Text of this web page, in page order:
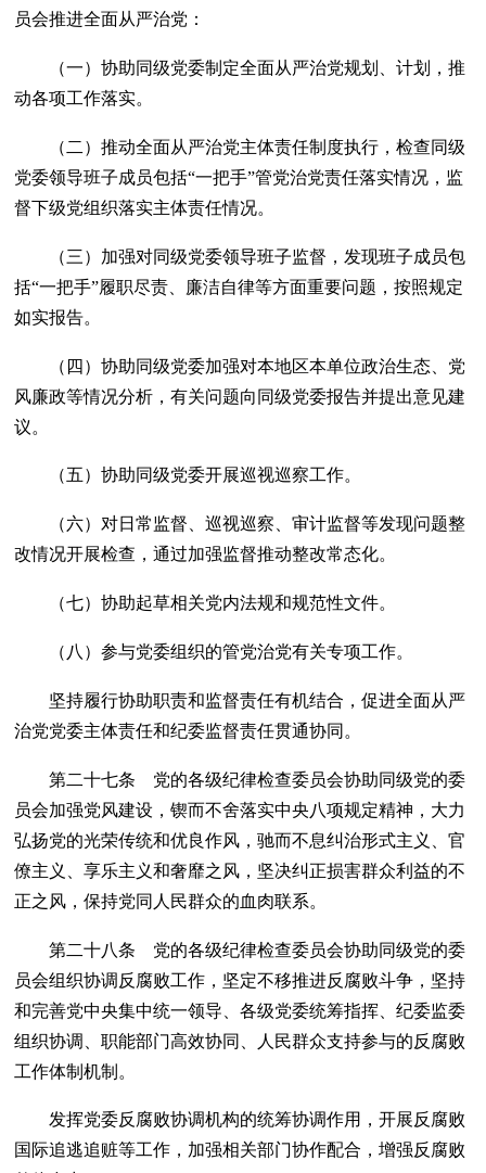
员会推进全面从严治党：
（一）协助同级党委制定全面从严治党规划、计划，推
动各项工作落实。
（二）推动全面从严治党主体责任制度执行，检查同级
党委领导班子成员包括“一把手”管党治党责任落实情况，监
督下级党组织落实主体责任情况。
（三）加强对同级党委领导班子监督，发现班子成员包
括“一把手”履职尽责、廉洁自律等方面重要问题，按照规定
如实报告。
（四）协助同级党委加强对本地区本单位政治生态、党
风廉政等情况分析，有关问题向同级党委报告并提出意见建
议。
（五）协助同级党委开展巡视巡察工作。
（六）对日常监督、巡视巡察、审计监督等发现问题整
改情况开展检查，通过加强监督推动整改常态化。
（七）协助起草相关党内法规和规范性文件。
（八）参与党委组织的管党治党有关专项工作。
坚持履行协助职责和监督责任有机结合，促进全面从严
治党党委主体责任和纪委监督责任贯通协同。
第二十七条 党的各级纪律检查委员会协助同级党的委
员会加强党风建设，锲而不舍落实中央八项规定精神，大力
弘扬党的光荣传统和优良作风，驰而不息纠治形式主义、官
僚主义、享乐主义和奢靡之风，坚决纠正损害群众利益的不
正之风，保持党同人民群众的血肉联系。
第二十八条 党的各级纪律检查委员会协助同级党的委
员会组织协调反腐败工作，坚定不移推进反腐败斗争，坚持
和完善党中央集中统一领导、各级党委统筹指挥、纪委监委
组织协调、职能部门高效协同、人民群众支持参与的反腐败
工作体制机制。
发挥党委反腐败协调机构的统筹协调作用，开展反腐败
国际追逃追赃等工作，加强相关部门协作配合，增强反腐败